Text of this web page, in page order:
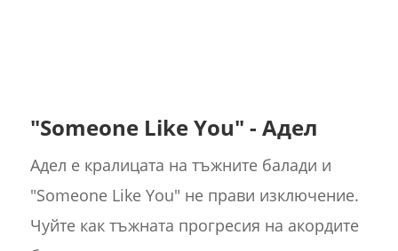
"Someone Like You" - Адел
Адел е кралицата на тъжните балади и
"Someone Like You" не прави изключение.
Чуйте как тъжната прогресия на акордите